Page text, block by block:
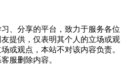
、分享的平台，致力于服务各位
提供，仅表明其个人的立场或观
或观点，本站不对该内容负责。
服删除内容。